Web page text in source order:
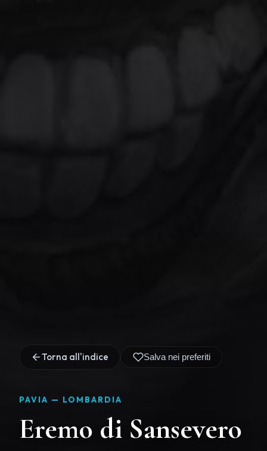
Torna all'indice Salva nei preferiti
PAVIA — LOMBARDIA
Eremo di Sansevero